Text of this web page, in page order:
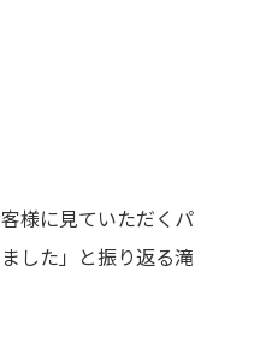
様に見ていただくパ
した」と振り返る滝